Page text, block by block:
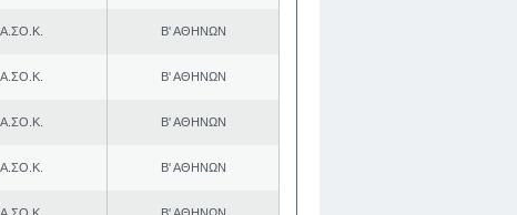
Β' ΑΘΗΝΩΝ
Β' ΑΘΗΝΩΝ
Β' ΑΘΗΝΩΝ
Β' ΑΘΗΝΩΝ